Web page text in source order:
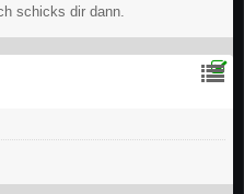
schicks dir dann.